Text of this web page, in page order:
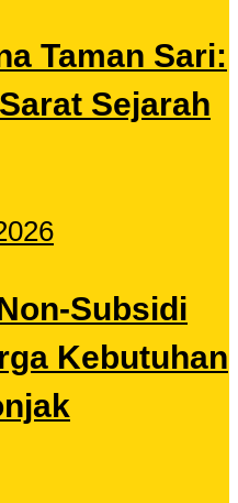
Taman Sari:
Sejarah
Subsidi
Kebutuhan